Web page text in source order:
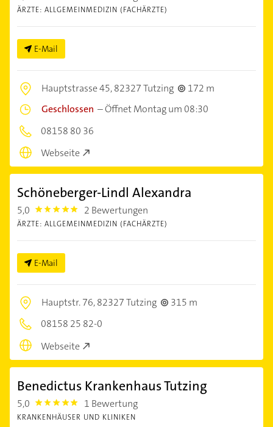
ÄRZTE: ALLGEMEINMEDIZIN (FACHÄRZTE)
E-Mail
Hauptstrasse 45,82327 Tutzing
172 m
Geschlossen –Öffnet Montag um 08:30
08158 80 36
Webseite
Schöneberger-Lindl Alexandra
5,0 5.0 2 Bewertungen
ÄRZTE: ALLGEMEINMEDIZIN (FACHÄRZTE)
E-Mail
Hauptstr. 76,82327 Tutzing
315 m
08158 25 82-0
Webseite
Benedictus Krankenhaus Tutzing
5,0 5.0 1 Bewertung
KRANKENHÄUSER UND KLINIKEN